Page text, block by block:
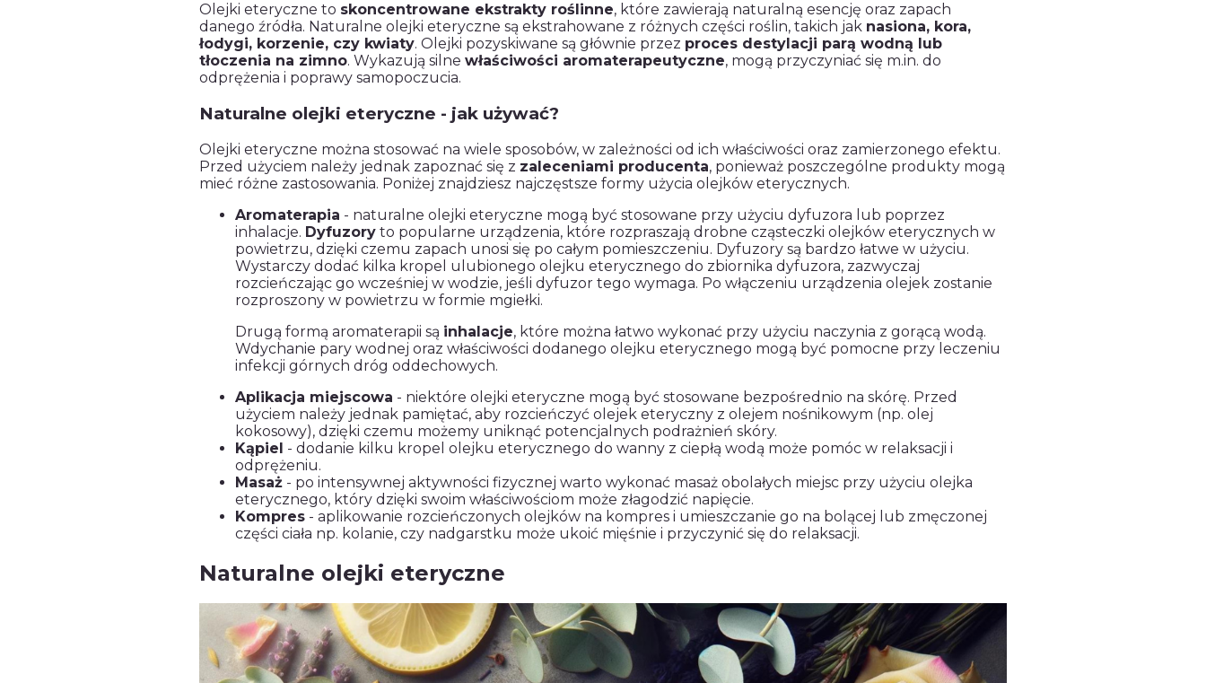
Olejki eteryczne to skoncentrowane ekstrakty roślinne, które zawierają naturalną esencję oraz zapach
danego źródła. Naturalne olejki eteryczne są ekstrahowane z różnych części roślin, takich jak nasiona, kora,
łodygi, korzenie, czy kwiaty. Olejki pozyskiwane są głównie przez proces destylacji parą wodną lub
tłoczenia na zimno. Wykazują silne właściwości aromaterapeutyczne, mogą przyczyniać się m.in. do
odprężenia i poprawy samopoczucia.
Naturalne olejki eteryczne - jak używać?
Olejki eteryczne można stosować na wiele sposobów, w zależności od ich właściwości oraz zamierzonego efektu.
Przed użyciem należy jednak zapoznać się z zaleceniami producenta, ponieważ poszczególne produkty mogą
mieć różne zastosowania. Poniżej znajdziesz najczęstsze formy użycia olejków eterycznych.
Aromaterapia - naturalne olejki eteryczne mogą być stosowane przy użyciu dyfuzora lub poprzez
inhalacje. Dyfuzory to popularne urządzenia, które rozpraszają drobne cząsteczki olejków eterycznych w
powietrzu, dzięki czemu zapach unosi się po całym pomieszczeniu. Dyfuzory są bardzo łatwe w użyciu.
Wystarczy dodać kilka kropel ulubionego olejku eterycznego do zbiornika dyfuzora, zazwyczaj
rozcieńczając go wcześniej w wodzie, jeśli dyfuzor tego wymaga. Po włączeniu urządzenia olejek zostanie
rozproszony w powietrzu w formie mgiełki.
Drugą formą aromaterapii są inhalacje, które można łatwo wykonać przy użyciu naczynia z gorącą wodą.
Wdychanie pary wodnej oraz właściwości dodanego olejku eterycznego mogą być pomocne przy leczeniu
infekcji górnych dróg oddechowych.
Aplikacja miejscowa - niektóre olejki eteryczne mogą być stosowane bezpośrednio na skórę. Przed
użyciem należy jednak pamiętać, aby rozcieńczyć olejek eteryczny z olejem nośnikowym (np. olej
kokosowy), dzięki czemu możemy uniknąć potencjalnych podrażnień skóry.
Kąpiel - dodanie kilku kropel olejku eterycznego do wanny z ciepłą wodą może pomóc w relaksacji i
odprężeniu.
Masaż - po intensywnej aktywności fizycznej warto wykonać masaż obolałych miejsc przy użyciu olejka
eterycznego, który dzięki swoim właściwościom może złagodzić napięcie.
Kompres - aplikowanie rozcieńczonych olejków na kompres i umieszczanie go na bolącej lub zmęczonej
części ciała np. kolanie, czy nadgarstku może ukoić mięśnie i przyczynić się do relaksacji.
Naturalne olejki eteryczne